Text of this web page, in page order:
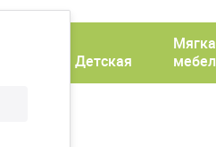
Детская